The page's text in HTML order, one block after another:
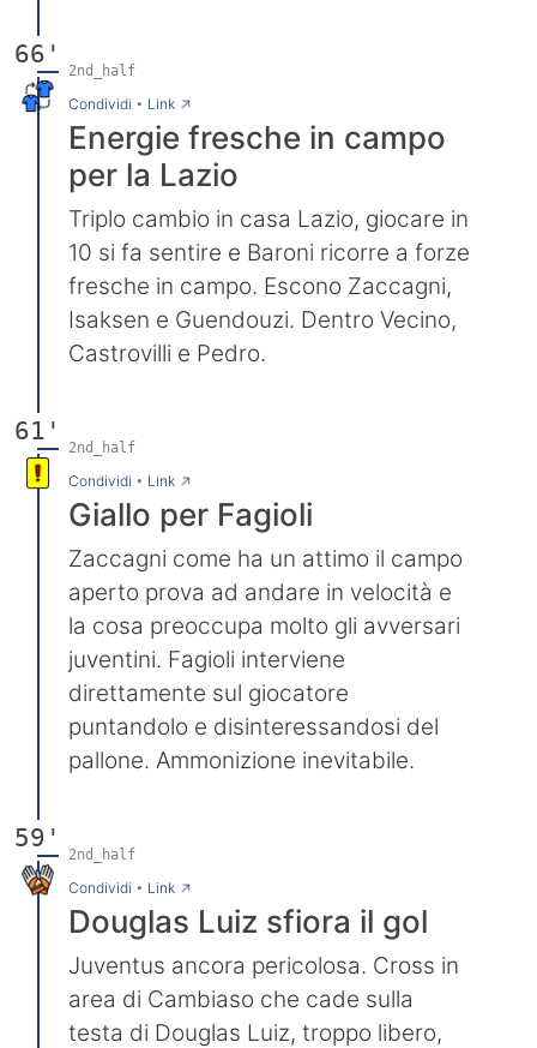
66'
2nd_half
Condividi • Link→
Energie fresche in campo
per la Lazio
Triplo cambio in casa Lazio, giocare in
10 si fa sentire e Baroni ricorre a forze
fresche in campo. Escono Zaccagni,
Isaksen e Guendouzi. Dentro Vecino,
Castrovilli e Pedro.
61'
2nd_half
Condividi • Link→
Giallo per Fagioli
Zaccagni come ha un attimo il campo
aperto prova ad andare in velocità e
la cosa preoccupa molto gli avversari
juventini. Fagioli interviene
direttamente sul giocatore
puntandolo e disinteressandosi del
pallone. Ammonizione inevitabile.
59'
2nd_half
Condividi • Link→
Douglas Luiz sfiora il gol
Juventus ancora pericolosa. Cross in
area di Cambiaso che cade sulla
testa di Douglas Luiz, troppo libero,